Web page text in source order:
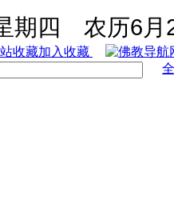
期四 农历6月
加入收藏